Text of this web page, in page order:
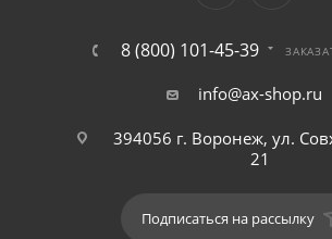
8 (800) 101-45-39
info@ax-shop.ru
394056 г. Воронеж, ул.
21
Подписаться на рассылку